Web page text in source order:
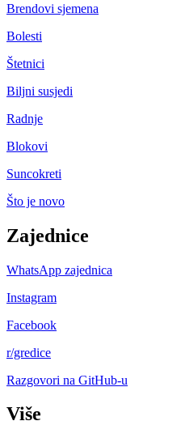
Brendovi sjemena
Bolesti
Štetnici
Biljni susjedi
Radnje
Blokovi
Suncokreti
Što je novo
Zajednice
WhatsApp zajednica
Instagram
Facebook
r/gredice
Razgovori na GitHub-u
Više